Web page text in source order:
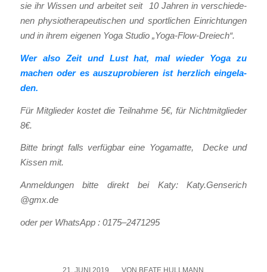
sie ihr Wis­sen und arbei­tet seit 10 Jah­ren in ver­schie­de­
nen phy­sio­the­ra­peu­ti­schen und sport­li­chen Ein­rich­tun­gen
und in ihrem eige­nen Yoga Stu­dio „Yoga-Flow-Drei­ech“.
Wer also Zeit und Lust hat, mal wie­der Yoga zu
machen oder es aus­zu­pro­bie­ren ist herz­lich ein­ge­la­
den.
Für Mit­glie­der kos­tet die Teil­nah­me 5€, für Nicht­mit­glie­der
8€.
Bit­te bringt falls ver­füg­bar eine Yoga­mat­te, Decke und
Kis­sen mit.
Anmel­dun­gen bit­te direkt bei Katy: Katy.Genserich
@gmx.de
oder per Whats­App : 0175–2471295